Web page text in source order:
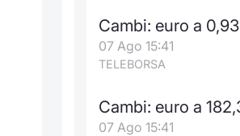
Cambi: euro a
07 Ago 15:41
TELEBORSA
Cambi: euro a
07 Ago 15:41